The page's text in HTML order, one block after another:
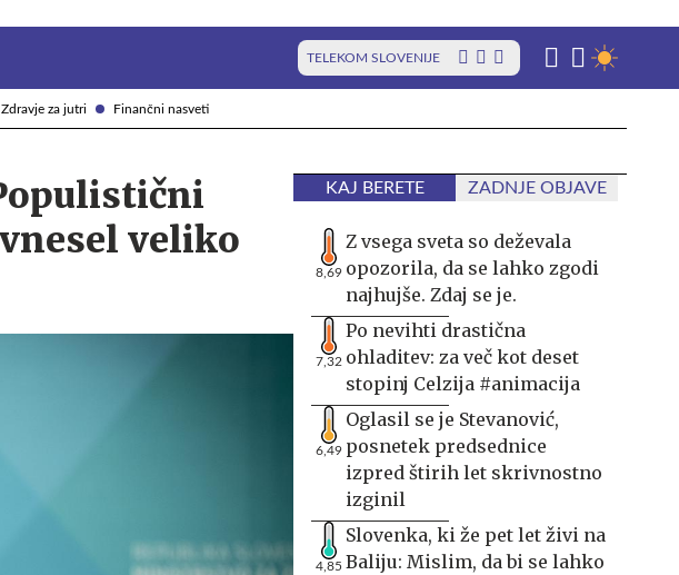
Zdravje za jutri Finančni nasveti
TELEKOM SLOVENIJE
veliko
KAJ BERETE ZADNJE OBJAVE
8,69
Z vsega sveta so deževala
opozorila, da se lahko zgodi
najhujše. Zdaj se je.
7,32
Po nevihti drastična
ohladitev: za več kot deset
stopinj Celzija #animacija
6,49
Oglasil se je Stevanović,
posnetek predsednice
izpred štirih let skrivnostno
izginil
4,85
Slovenka, ki že pet let živi na
Baliju: Mislim, da bi se lahko